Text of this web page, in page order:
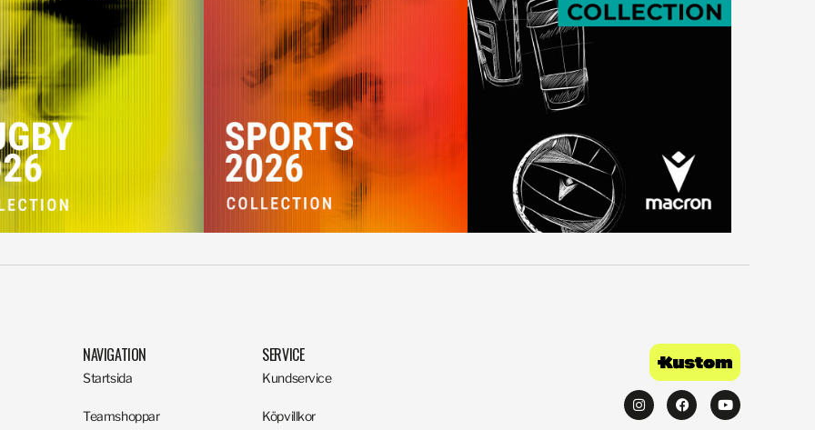
NAVIGATION
Startsida
Teamshoppar
SERVICE
Kundservice
Köpvillkor